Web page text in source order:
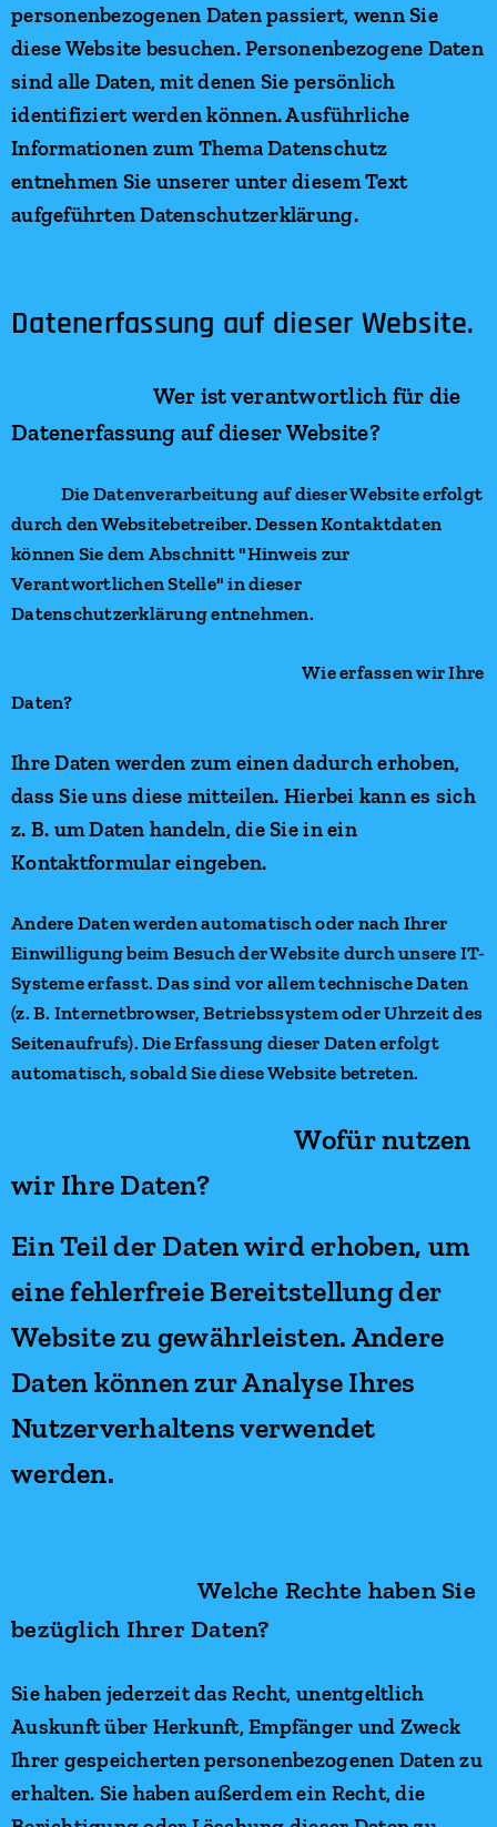
personenbezogenen Daten passiert, wenn Sie
diese Website besuchen. Personenbezogene Daten
sind alle Daten, mit denen Sie persönlich
identifiziert werden können. Ausführliche
Informationen zum Thema Datenschutz
entnehmen Sie unserer unter diesem Text
aufgeführten Datenschutzerklärung.
Datenerfassung auf dieser Website.
Wer ist verantwortlich für die
Datenerfassung auf dieser Website?
Die Datenverarbeitung auf dieser Website erfolgt
durch den Websitebetreiber. Dessen Kontaktdaten
können Sie dem Abschnitt "Hinweis zur
Verantwortlichen Stelle" in dieser
Datenschutzerklärung entnehmen.
Wie erfassen wir Ihre
Daten?
Ihre Daten werden zum einen dadurch erhoben,
dass Sie uns diese mitteilen. Hierbei kann es sich
z. B. um Daten handeln, die Sie in ein
Kontaktformular eingeben.
Andere Daten werden automatisch oder nach Ihrer
Einwilligung beim Besuch der Website durch unsere IT-
Systeme erfasst. Das sind vor allem technische Daten
(z. B. Internetbrowser, Betriebssystem oder Uhrzeit des
Seitenaufrufs). Die Erfassung dieser Daten erfolgt
automatisch, sobald Sie diese Website betreten.
Wofür nutzen
wir Ihre Daten?
Ein Teil der Daten wird erhoben, um
eine fehlerfreie Bereitstellung der
Website zu gewährleisten. Andere
Daten können zur Analyse Ihres
Nutzerverhaltens verwendet
werden.
Welche Rechte haben Sie
bezüglich Ihrer Daten?
Sie haben jederzeit das Recht, unentgeltlich
Auskunft über Herkunft, Empfänger und Zweck
Ihrer gespeicherten personenbezogenen Daten zu
erhalten. Sie haben außerdem ein Recht, die